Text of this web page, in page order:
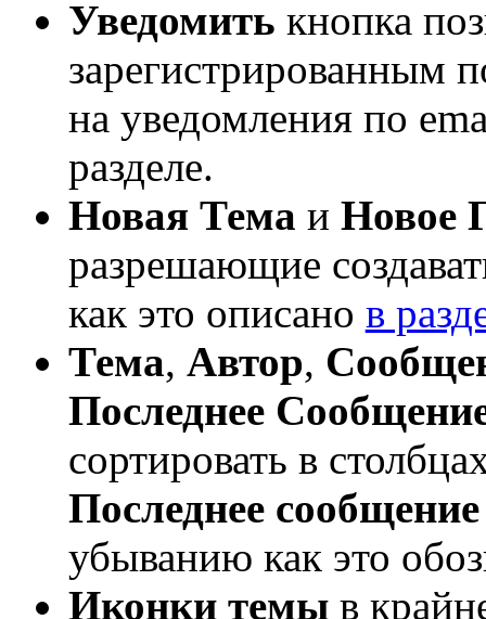
Уведомить кнопка
зарегистрированным
на уведомления по
разделе.
Новая Тема и Новое
разрешающие
как это описано в
Тема, Автор,
Последнее
сортировать в
Последнее сообщение
убыванию как это
Иконки темыв